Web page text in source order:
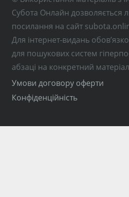
Субота Онлайн дозволяється
посилання на сайт
Для інтернет-видань
для пошукових систем
абзаці на конкретний
Умови договору оферти
Конфіденційність